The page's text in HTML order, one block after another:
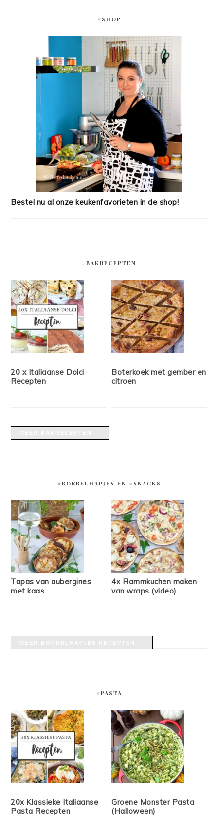
#SHOP
Bestel nu al onze keukenfavorieten in de shop!
#BAKRECEPTEN
20 x Italiaanse Dolci
Recepten
Boterkoek met gember en
citroen
#BORRELHAPJES EN #SNACKS
Tapas van aubergines
met kaas
4x Flammkuchen maken
van wraps (video)
#PASTA
20x Klassieke Italiaanse
Pasta Recepten
Groene Monster Pasta
(Halloween)